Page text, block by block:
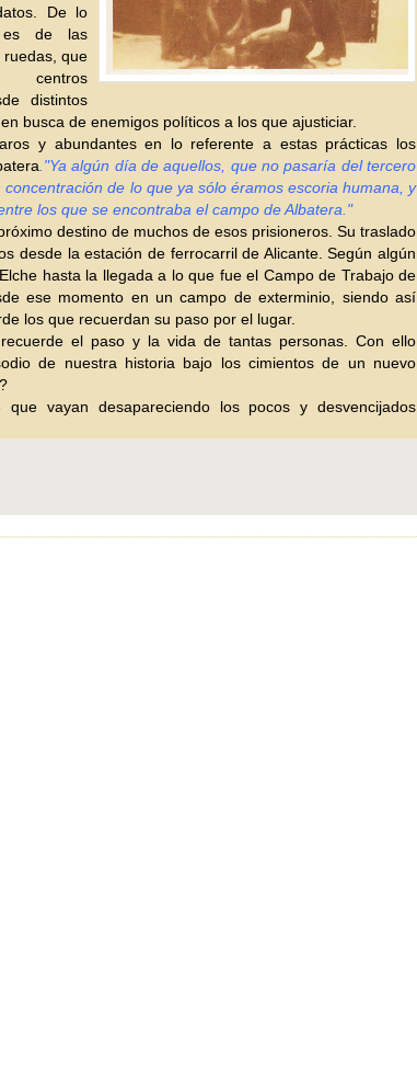
De lo
es de las
ruedas, que
distintos
busca de enemigos políticos a los que ajusticiar.
y abundantes en lo referente a estas prácticas los
."Ya algún día de aquellos, que no pasaría del tercero
de lo que ya sólo éramos escoria humana, y
los que se encontraba el campo de Albatera."
destino de muchos de esos prisioneros. Su traslado
desde la estación de ferrocarril de Alicante. Según algún
hasta la llegada a lo que fue el Campo de Trabajo de
ese momento en un campo de exterminio, siendo así
los que recuerdan su paso por el lugar.
el paso y la vida de tantas personas. Con ello
de nuestra historia bajo los cimientos de un nuevo
vayan desapareciendo los pocos y desvencijados